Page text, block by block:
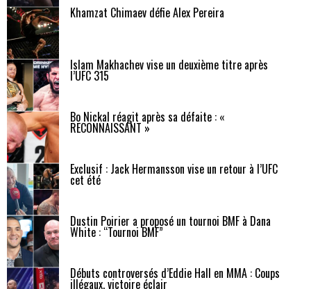
Khamzat Chimaev défie Alex Pereira
Islam Makhachev vise un deuxième titre après
l’UFC 315
Bo Nickal réagit après sa défaite : «
RECONNAISSANT »
Exclusif : Jack Hermansson vise un retour à l’UFC
cet été
Dustin Poirier a proposé un tournoi BMF à Dana
White : “Tournoi BMF”
Débuts controversés d’Eddie Hall en MMA : Coups
illégaux, victoire éclair